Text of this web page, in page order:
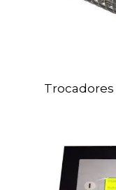
Trocadores